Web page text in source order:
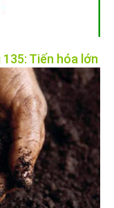
Tiến hóa lớn